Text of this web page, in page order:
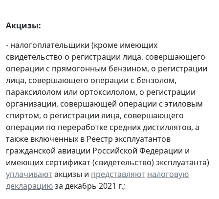
Акцизы:
- налогоплательщики (кроме имеющих
свидетельство о регистрации лица, совершающего
операции с прямогонным бензином, о регистрации
лица, совершающего операции с бензолом,
параксилолом или ортоксилолом, о регистрации
организации, совершающей операции с этиловым
спиртом, о регистрации лица, совершающего
операции по переработке средних дистиллятов, а
также включенных в Реестр эксплуатантов
гражданской авиации Российской Федерации и
имеющих сертификат (свидетельство) эксплуатанта)
уплачиваютакцизы и представляют налоговую
декларациюза декабрь 2021 г.;